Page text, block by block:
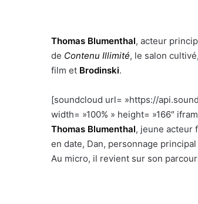
Thomas Blumenthal, acteur
de Contenu Illimité, le salon
film et Brodinski.
[soundcloud url= »https://
width= »100% » height= »166″
Thomas Blumenthal, jeune acteur
en date, Dan, personnage
Au micro, il revient sur son